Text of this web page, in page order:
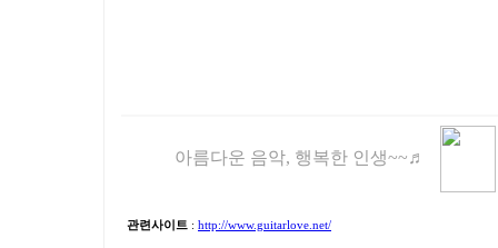
아름다운 음악, 행복한 인생~~♬
관련사이트 : http://www.guitarlove.net/